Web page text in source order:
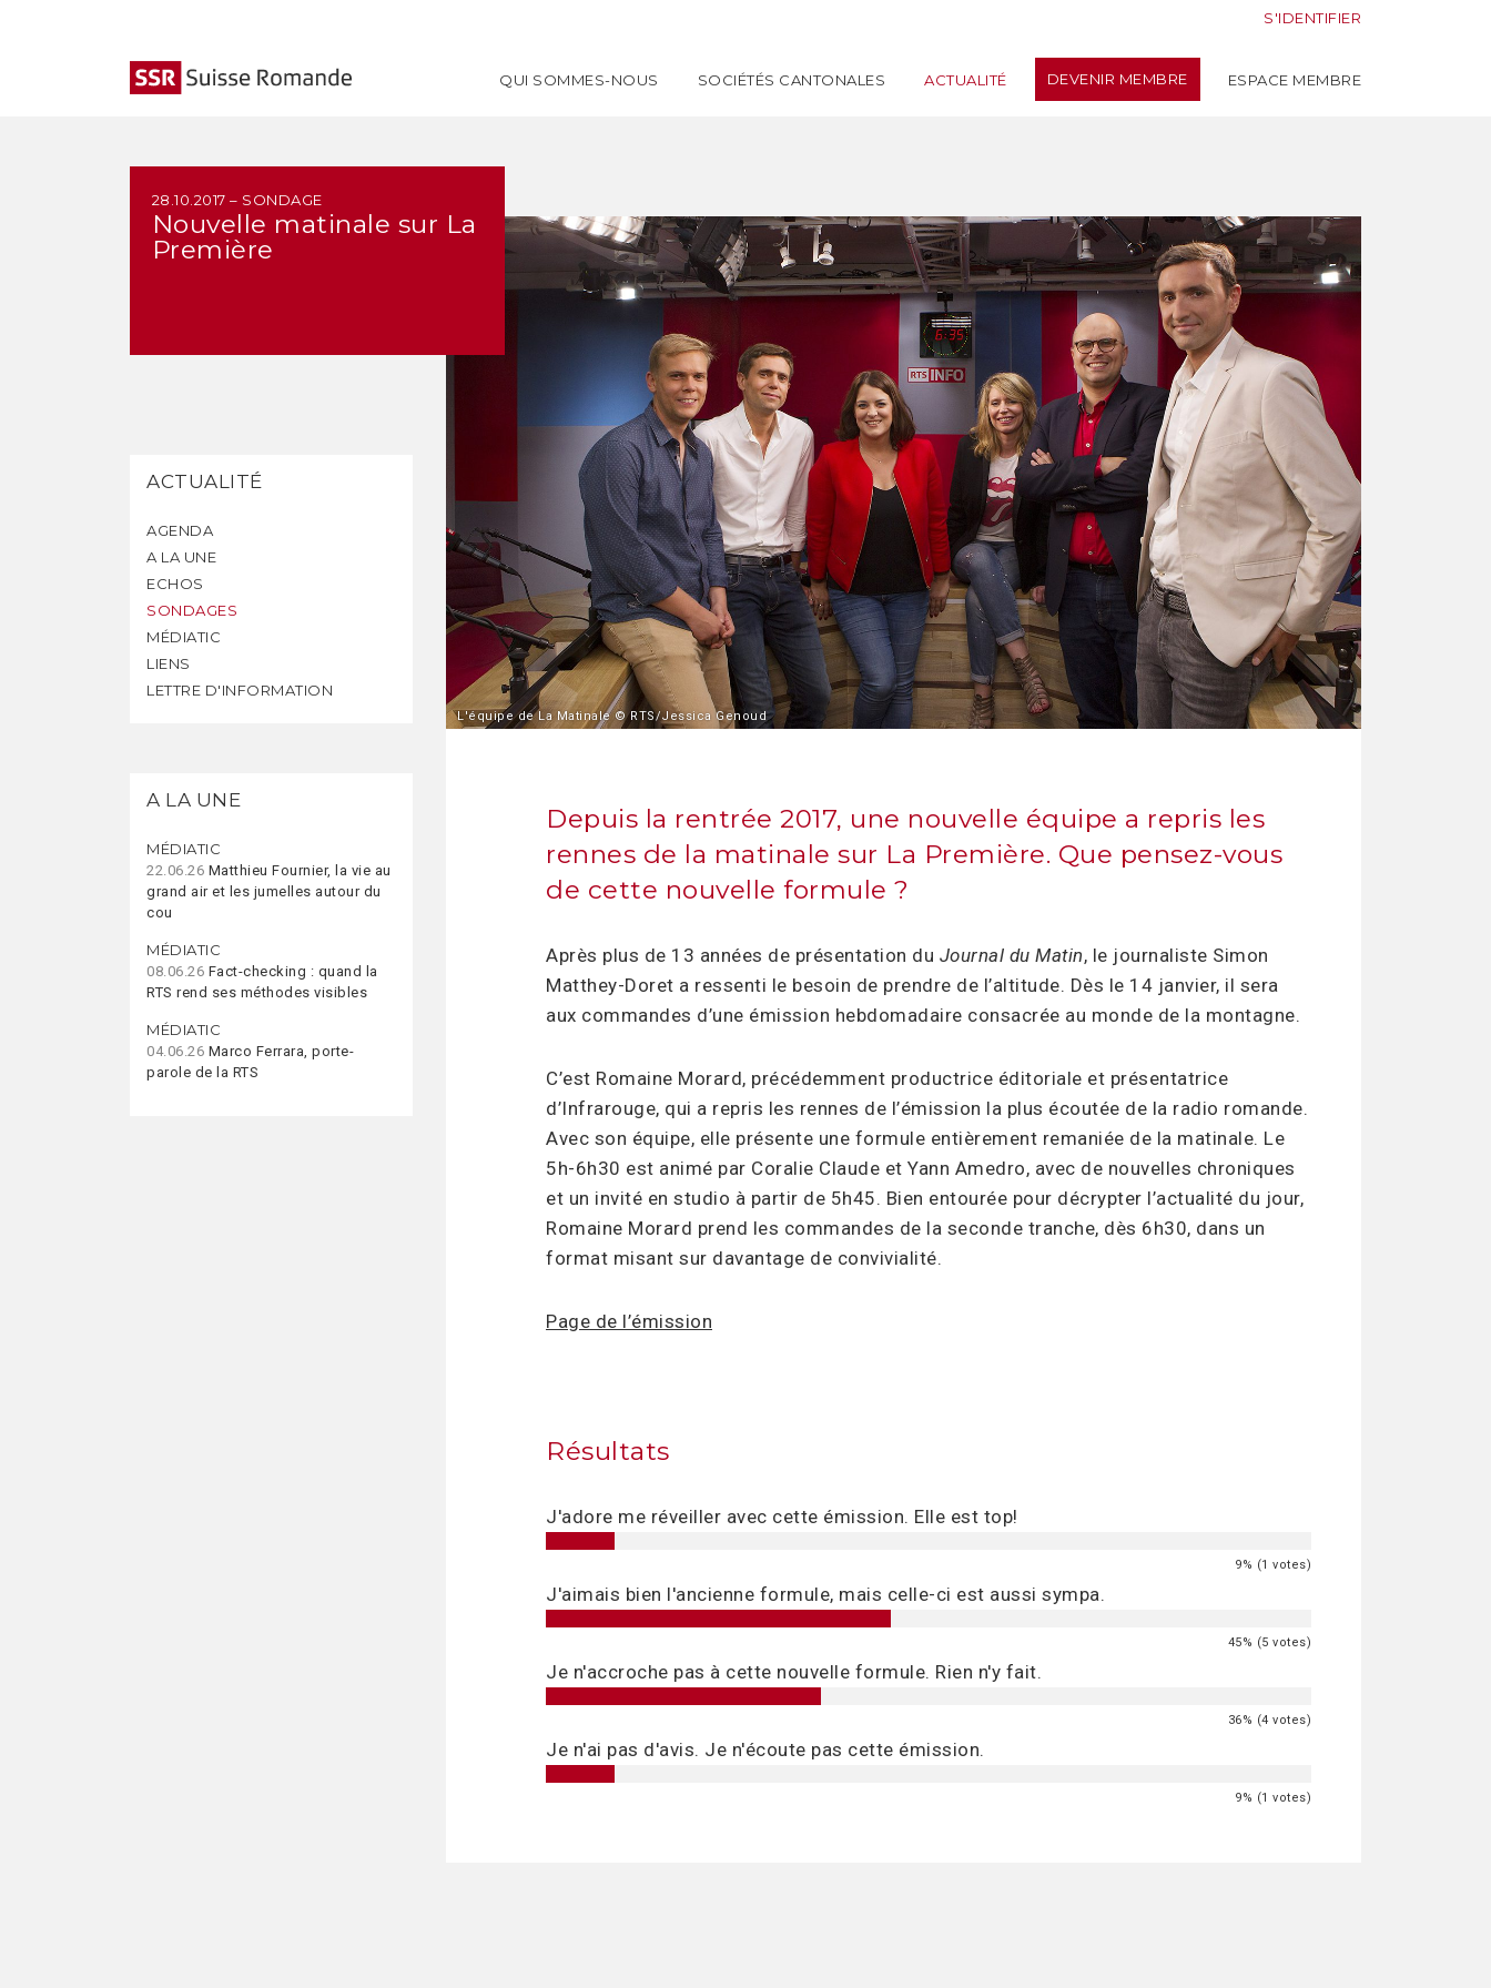
QUI SOMMES-NOUS SOCIÉTÉS CANTONALES ACTUALITÉ DEVENIR MEMBRE ESPACE MEMBRE
S'IDENTIFIER
ACTUALITÉ
AGENDA
A LA UNE
ECHOS
SONDAGES
MÉDIATIC
LIENS
LETTRE D'INFORMATION
A LA UNE
MÉDIATIC
22.06.26 Matthieu Fournier, la vie au
grand air et les jumelles autour du
cou
MÉDIATIC
08.06.26 Fact-checking : quand la
RTS rend ses méthodes visibles
MÉDIATIC
04.06.26 Marco Ferrara, porte-
parole de la RTS
28.10.2017 – SONDAGE
Nouvelle matinale sur La
Première
L'équipe de La Matinale © RTS/Jessica Genoud
Depuis la rentrée 2017, une nouvelle équipe a repris les
rennes de la matinale sur La Première. Que pensez-vous
de cette nouvelle formule ?
Après plus de 13 années de présentation du Journal du Matin, le journaliste Simon
Matthey-Doret a ressenti le besoin de prendre de l’altitude. Dès le 14 janvier, il sera
aux commandes d’une émission hebdomadaire consacrée au monde de la montagne.
C’est Romaine Morard, précédemment productrice éditoriale et présentatrice
d’Infrarouge, qui a repris les rennes de l’émission la plus écoutée de la radio romande.
Avec son équipe, elle présente une formule entièrement remaniée de la matinale. Le
5h-6h30 est animé par Coralie Claude et Yann Amedro, avec de nouvelles chroniques
et un invité en studio à partir de 5h45. Bien entourée pour décrypter l’actualité du jour,
Romaine Morard prend les commandes de la seconde tranche, dès 6h30, dans un
format misant sur davantage de convivialité.
Page de l’émission
Résultats
J'adore me réveiller avec cette émission. Elle est top!
9% (1 votes)
J'aimais bien l'ancienne formule, mais celle-ci est aussi sympa.
45% (5 votes)
Je n'accroche pas à cette nouvelle formule. Rien n'y fait.
36% (4 votes)
Je n'ai pas d'avis. Je n'écoute pas cette émission.
9% (1 votes)